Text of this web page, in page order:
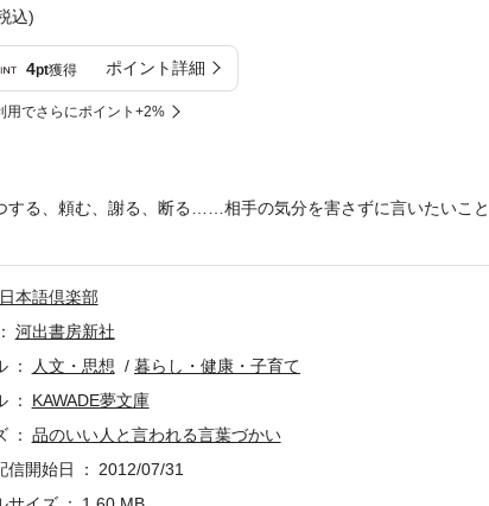
込)
4pt獲得 ポイント詳細
用でさらにポイント+2%
する、頼む、謝る、断る……相手の気分を害さずに言いたいこ
日本語倶楽部
河出書房新社
人文・思想
暮らし・健康・子育て
KAWADE夢文庫
品のいい人と言われる言葉づかい
信開始日
2012/07/31